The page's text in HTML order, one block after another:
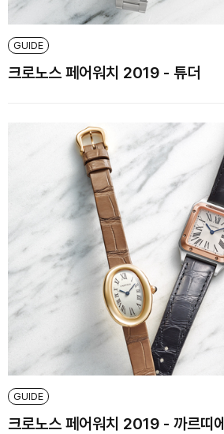
GUIDE
크로노스 페어워치 2019 - 튜더
GUIDE
크로노스 페어워치 2019 - 까르띠에